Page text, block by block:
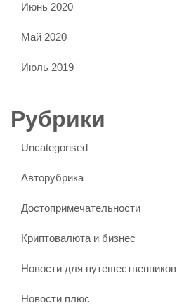
Июнь 2020
Май 2020
Июль 2019
Рубрики
Uncategorised
Авторубрика
Достопримечательности
Криптовалюта и бизнес
Новости для путешественников
Новости плюс